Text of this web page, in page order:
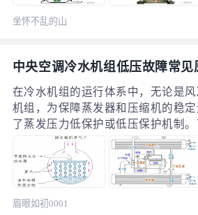
坐怀不乱的山
中央空调冷水机组低压故障常见
在冷水机组的运行体系中，无论是
机组，为保障蒸发器和压缩机的稳
了蒸发压力低保护或低压保护机制
本工作原理入手，深入剖析该故障可
器工作原理 冷水机组蒸发器是制冷
作原理基于液态制冷剂的汽化吸热
冷冻水降温。以下是其工作原理的详
眉眼如初0001